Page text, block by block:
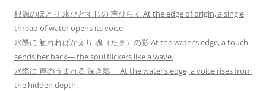
根源のほとり 水ひとすじの 声ひらく At the edge of origin, a single
thread of water opens its voice.
水際に 触れればかえり 魂（たま）の影 At the water’s edge, a touch
sends her back— the soul flickers like a wave.
水際に 声のうまれる 深き影 At the water’s edge, a voice rises from
the hidden depth.